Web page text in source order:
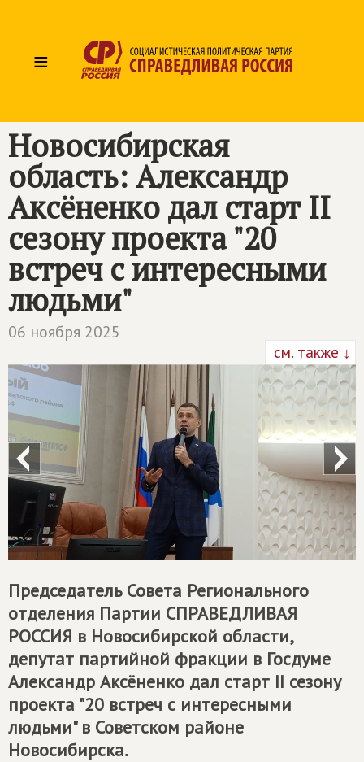
≡
Новосибирская
область: Александр
Аксёненко дал старт II
сезону проекта "20
встреч с интересными
людьми"
06 ноября 2025
см. также ↓
Председатель Совета Регионального
отделения Партии СПРАВЕДЛИВАЯ
РОССИЯ в Новосибирской области,
депутат партийной фракции в Госдуме
Александр Аксёненко дал старт II сезону
проекта "20 встреч с интересными
людьми" в Советском районе
Новосибирска.